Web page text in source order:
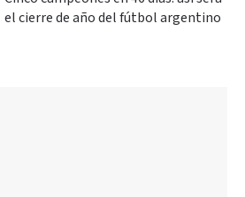
el cierre de año del fútbol argentino